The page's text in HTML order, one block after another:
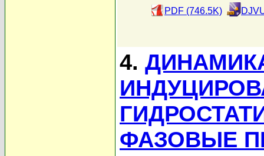
PDF (746.5K)
4.
ФАЗОВЫЕ